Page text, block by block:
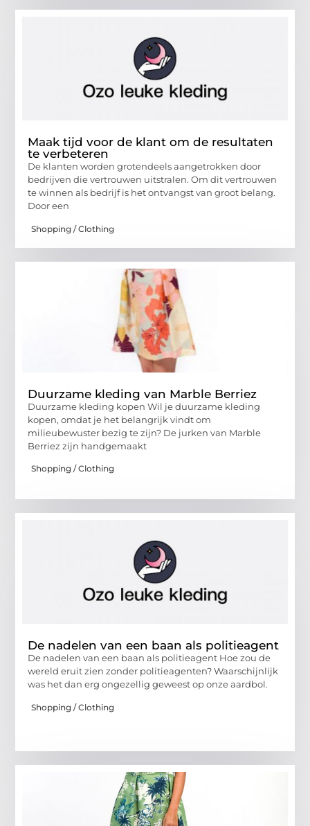
Maak tijd voor de klant om de resultaten
te verbeteren
De klanten worden grotendeels aangetrokken door
bedrijven die vertrouwen uitstralen. Om dit vertrouwen
te winnen als bedrijf is het ontvangst van groot belang.
Door een
Shopping / Clothing
Duurzame kleding van Marble Berriez
Duurzame kleding kopen Wil je duurzame kleding
kopen, omdat je het belangrijk vindt om
milieubewuster bezig te zijn? De jurken van Marble
Berriez zijn handgemaakt
Shopping / Clothing
De nadelen van een baan als politieagent
De nadelen van een baan als politieagent Hoe zou de
wereld eruit zien zonder politieagenten? Waarschijnlijk
was het dan erg ongezellig geweest op onze aardbol.
Shopping / Clothing